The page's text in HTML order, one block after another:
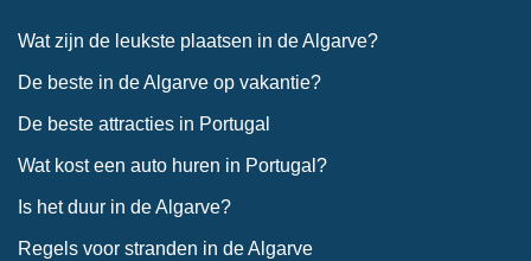
Wat zijn de leukste plaatsen in de Algarve?
De beste in de Algarve op vakantie?
De beste attracties in Portugal
Wat kost een auto huren in Portugal?
Is het duur in de Algarve?
Regels voor stranden in de Algarve